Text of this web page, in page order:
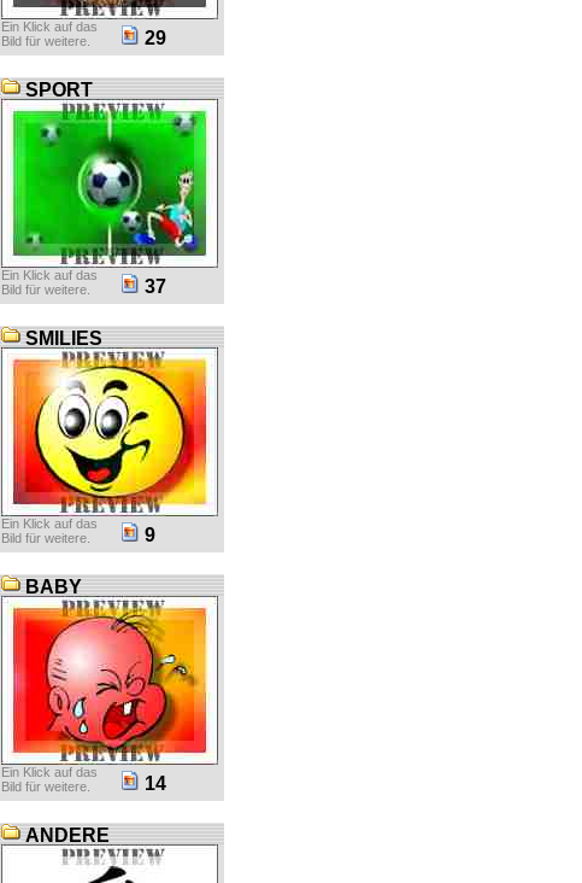
Ein Klick auf das
Bild für weitere.
29
SPORT
Ein Klick auf das
Bild für weitere.
37
SMILIES
Ein Klick auf das
Bild für weitere.
9
BABY
Ein Klick auf das
Bild für weitere.
14
ANDERE